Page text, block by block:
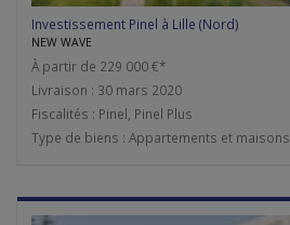
Investissement Pinel à Lille (Nord)
NEW WAVE
À partir de 229 000 €*
Livraison : 30 mars 2020
Fiscalités : Pinel, Pinel Plus
Type de biens : Appartements et maisons